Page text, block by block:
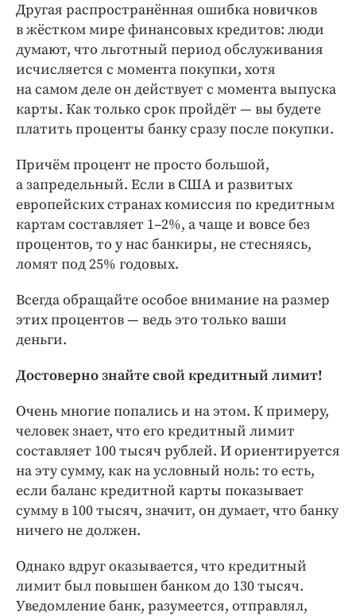
Другая распространённая ошибка новичков
в жёстком мире финансовых кредитов: люди
думают, что льготный период обслуживания
исчисляется с момента покупки, хотя
на самом деле он действует с момента выпуска
карты. Как только срок пройдёт — вы будете
платить проценты банку сразу после покупки.
Причём процент не просто большой,
а запредельный. Если в США и развитых
европейских странах комиссия по кредитным
картам составляет 1–2%, а чаще и вовсе без
процентов, то у нас банкиры, не стесняясь,
ломят под 25% годовых.
Всегда обращайте особое внимание на размер
этих процентов — ведь это только ваши
деньги.
Достоверно знайте свой кредитный лимит!
Очень многие попались и на этом. К примеру,
человек знает, что его кредитный лимит
составляет 100 тысяч рублей. И ориентируется
на эту сумму, как на условный ноль: то есть,
если баланс кредитной карты показывает
сумму в 100 тысяч, значит, он думает, что банку
ничего не должен.
Однако вдруг оказывается, что кредитный
лимит был повышен банком до 130 тысяч.
Уведомление банк, разумеется, отправлял,